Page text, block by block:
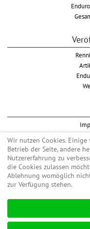
Begriff
#enduroaustria,
Enduro-Austria, Enduro,
Wir nutzen Cookies.
Betrieb der Seite, andere
Nutzererfahrung zu
die Cookies zulassen
Ablehnung womöglich
zur Verfügung stehen.